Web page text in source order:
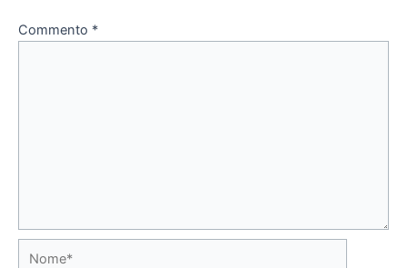
Commento *